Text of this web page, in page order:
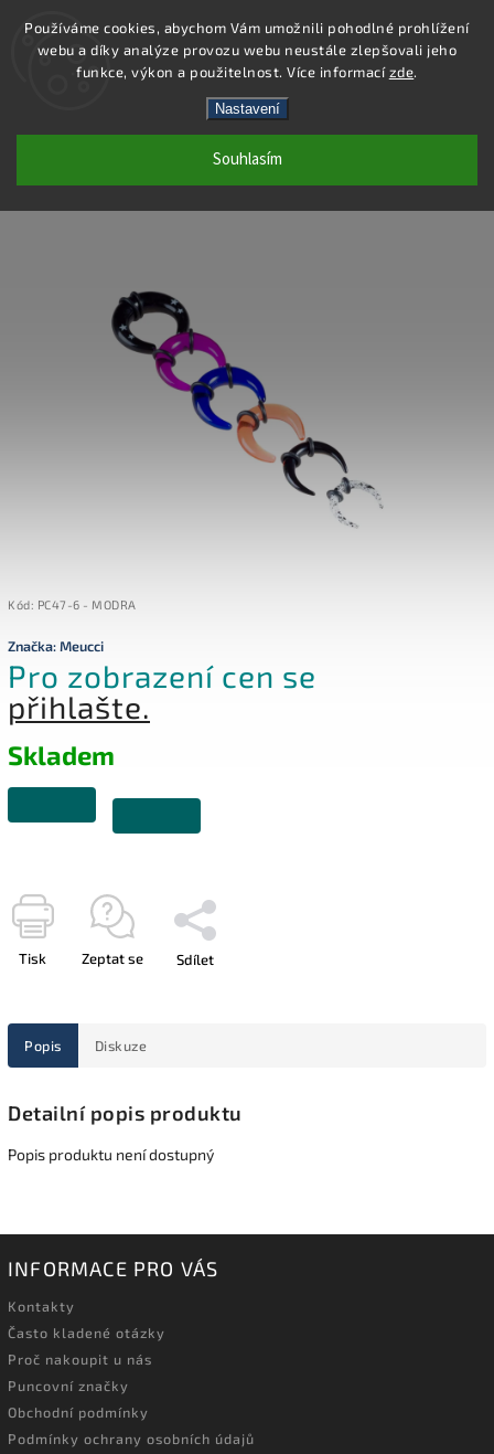
Používáme cookies, abychom Vám umožnili pohodlné prohlížení
webu a díky analýze provozu webu neustále zlepšovali jeho
funkce, výkon a použitelnost. Více informacízde.
Nastavení
Souhlasím
Hledat
PC47-6 - PIERCING PINCHER - MODRÁ
Kód: PC47-6 - MODRA
Značka:Meucci
Pro zobrazení cen se
přihlašte.
Skladem
Tisk Zeptat se Sdílet
Popis Diskuze
Detailní popis produktu
Popis produktu není dostupný
INFORMACE PRO VÁS
Kontakty
Často kladené otázky
Proč nakoupit u nás
Puncovní značky
Obchodní podmínky
Podmínky ochrany osobních údajů